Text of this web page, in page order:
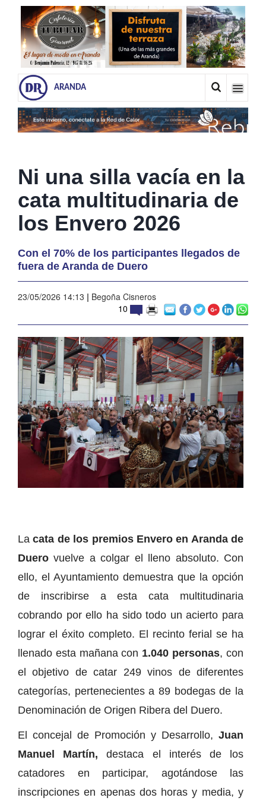
ARANDA
Ni una silla vacía en la
cata multitudinaria de
los Envero 2026
Con el 70% de los participantes llegados de
fuera de Aranda de Duero
23/05/2026 14:13 | Begoña Cisneros
10
La cata de los premios Envero en Aranda de
Duero vuelve a colgar el lleno absoluto. Con
ello, el Ayuntamiento demuestra que la opción
de inscribirse a esta cata multitudinaria
cobrando por ello ha sido todo un acierto para
lograr el éxito completo. El recinto ferial se ha
llenado esta mañana con 1.040 personas, con
el objetivo de catar 249 vinos de diferentes
categorías, pertenecientes a 89 bodegas de la
Denominación de Origen Ribera del Duero.
El concejal de Promoción y Desarrollo, Juan
Manuel Martín, destaca el interés de los
catadores en participar, agotándose las
inscripciones en apenas dos horas y media, y